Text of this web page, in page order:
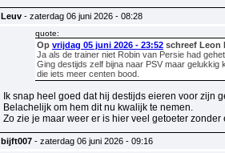
Leuv - zaterdag 06 juni 2026 - 08:28
quote:
Op vrijdag 05 juni 2026 - 23:52 schreef Leon
Ja als de trainer niet Robin van Persie had
Ging destijds zelf bijna naar PSV maar gelukkig
die iets meer centen bood.
Ik snap heel goed dat hij destijds eieren voor zijn
Belachelijk om hem dit nu kwalijk te nemen.
Zo zie je maar weer er is hier veel getoeter zonder
bijft007 - zaterdag 06 juni 2026 - 09:16